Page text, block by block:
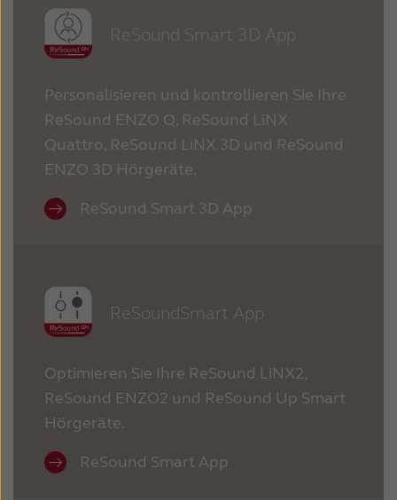
Schweiz Suisse
Suomi
Türkçe United Kingdom
United States Österreich
عربي
ReSound Smart 3D App
Personalisieren und kontrollieren Sie Ihre
ReSound ENZO Q, ReSound LiNX
Quattro, ReSound LiNX 3D und ReSound
ENZO 3D Hörgeräte.
ReSound Smart 3D App
ReSoundSmart App
Optimieren Sie Ihre ReSound LiNX2,
ReSound ENZO2 und ReSound Up Smart
Hörgeräte.
ReSound Smart App